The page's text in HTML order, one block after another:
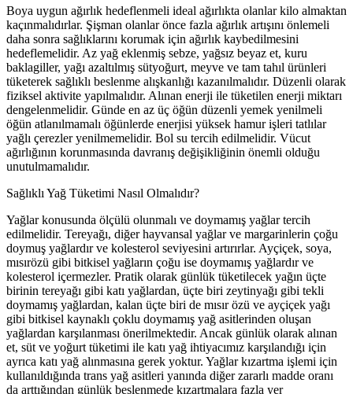
Boya uygun ağırlık hedeflenmeli ideal ağırlıkta olanlar kilo almaktan
kaçınmalıdırlar. Şişman olanlar önce fazla ağırlık artışını önlemeli
daha sonra sağlıklarını korumak için ağırlık kaybedilmesini
hedeflemelidir. Az yağ eklenmiş sebze, yağsız beyaz et, kuru
baklagiller, yağı azaltılmış sütyoğurt, meyve ve tam tahıl ürünleri
tüketerek sağlıklı beslenme alışkanlığı kazanılmalıdır. Düzenli olarak
fiziksel aktivite yapılmalıdır. Alınan enerji ile tüketilen enerji miktarı
dengelenmelidir. Günde en az üç öğün düzenli yemek yenilmeli
öğün atlanılmamalı öğünlerde enerjisi yüksek hamur işleri tatlılar
yağlı çerezler yenilmemelidir. Bol su tercih edilmelidir. Vücut
ağırlığının korunmasında davranış değişikliğinin önemli olduğu
unutulmamalıdır.
Sağlıklı Yağ Tüketimi Nasıl Olmalıdır?
Yağlar konusunda ölçülü olunmalı ve doymamış yağlar tercih
edilmelidir. Tereyağı, diğer hayvansal yağlar ve margarinlerin çoğu
doymuş yağlardır ve kolesterol seviyesini artırırlar. Ayçiçek, soya,
mısırözü gibi bitkisel yağların çoğu ise doymamış yağlardır ve
kolesterol içermezler. Pratik olarak günlük tüketilecek yağın üçte
birinin tereyağı gibi katı yağlardan, üçte biri zeytinyağı gibi tekli
doymamış yağlardan, kalan üçte biri de mısır özü ve ayçiçek yağı
gibi bitkisel kaynaklı çoklu doymamış yağ asitlerinden oluşan
yağlardan karşılanması önerilmektedir. Ancak günlük olarak alınan
et, süt ve yoğurt tüketimi ile katı yağ ihtiyacımız karşılandığı için
ayrıca katı yağ alınmasına gerek yoktur. Yağlar kızartma işlemi için
kullanıldığında trans yağ asitleri yanında diğer zararlı madde oranı
da arttığından günlük beslenmede kızartmalara fazla yer